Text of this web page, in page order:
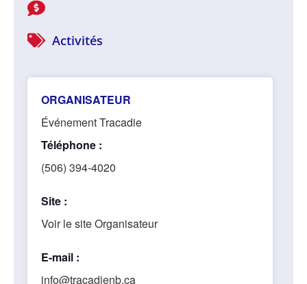
Activités
ORGANISATEUR
Événement Tracadie
Téléphone :
(506) 394-4020
Site :
Voir le site Organisateur
E-mail :
info@tracadienb.ca